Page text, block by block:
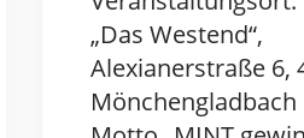
„Das Westend“,
Alexianerstraße 6,